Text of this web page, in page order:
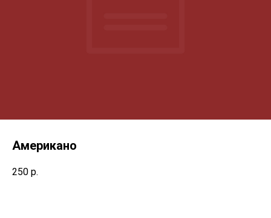
Американо
250 р.